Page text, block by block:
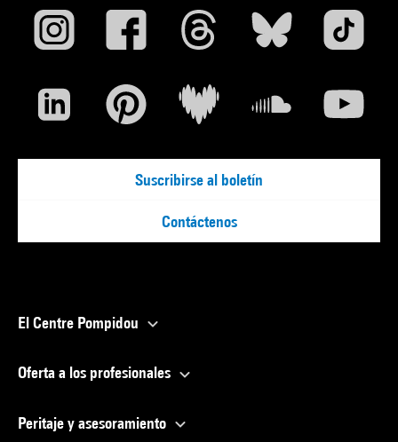
Suscribirse al boletín
Contáctenos
El Centre Pompidou
Oferta a los profesionales
Peritaje y asesoramiento